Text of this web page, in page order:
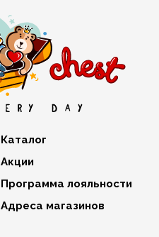
Каталог
Акции
Программа лояльности
Адреса магазинов